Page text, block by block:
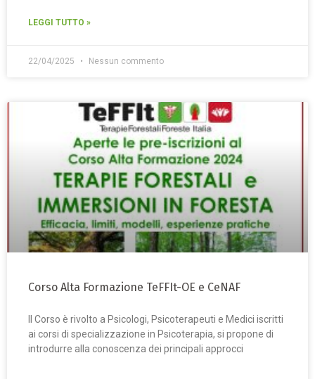
LEGGI TUTTO »
22/04/2025 Nessun commento
Corso Alta Formazione TeFFIt-OE e CeNAF
Il Corso è rivolto a Psicologi, Psicoterapeuti e Medici iscritti
ai corsi di specializzazione in Psicoterapia, si propone di
introdurre alla conoscenza dei principali approcci